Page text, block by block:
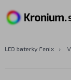
LED baterky Fenix ›